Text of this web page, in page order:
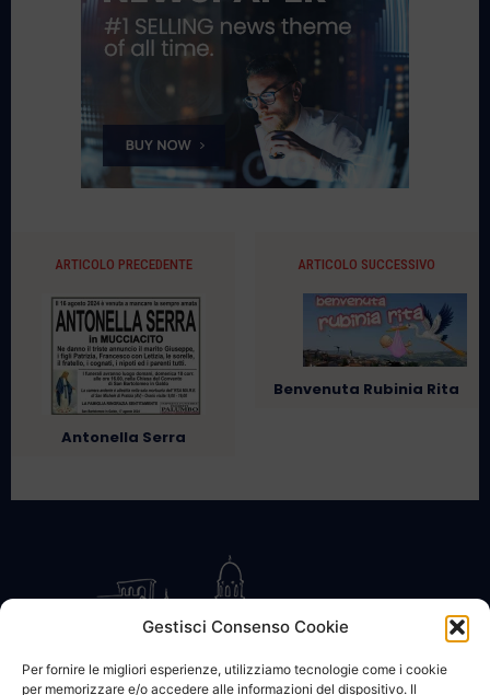
Gestisci Consenso Cookie
Per fornire le migliori esperienze, utilizziamo tecnologie come i cookie
per memorizzare e/o accedere alle informazioni del dispositivo. Il
ARTICOLO PRECEDENTE
Antonella Serra
ARTICOLO SUCCESSIVO
Benvenuta Rubinia Rita